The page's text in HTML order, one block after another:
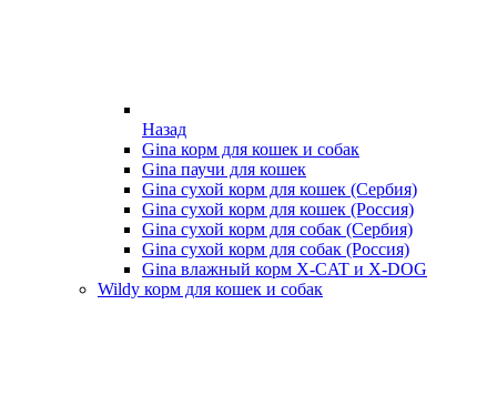
Назад
Gina корм для кошек и собак
Gina паучи для кошек
Gina сухой корм для кошек (Сербия)
Gina сухой корм для кошек (Россия)
Gina сухой корм для собак (Сербия)
Gina сухой корм для собак (Россия)
Gina влажный корм X-CAT и X-DOG
Wildy корм для кошек и собак